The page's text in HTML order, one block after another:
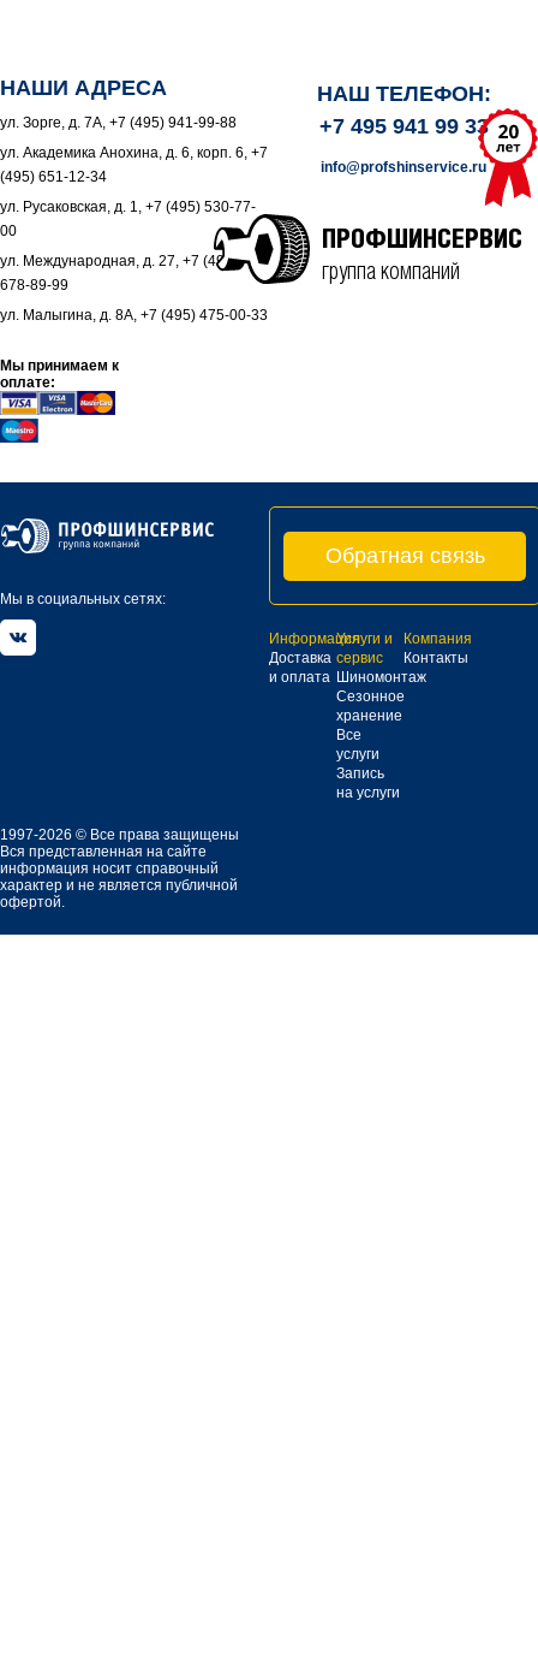
НАШИ АДРЕСА
ул. Зорге, д. 7А, +7 (495) 941-99-88
ул. Академика Анохина, д. 6, корп. 6, +7
(495) 651-12-34
ул. Русаковская, д. 1, +7 (495) 530-77-
00
ул. Международная, д. 27, +7 (495)
678-89-99
ул. Малыгина, д. 8А, +7 (495) 475-00-33
Мы принимаем к
оплате:
НАШ ТЕЛЕФОН:
+7 495 941 99 33
info@profshinservice.ru
ПРОФШИНСЕРВИС
группа компаний
Мы в социальных сетях:
Обратная связь
Информация
Доставка
и оплата
Услуги и
сервис
Шиномонтаж
Сезонное
хранение
Все
услуги
Запись
на услуги
Компания
Контакты
1997-2026 © Все права защищены
Вся представленная на сайте
информация носит справочный
характер и не является публичной
офертой.